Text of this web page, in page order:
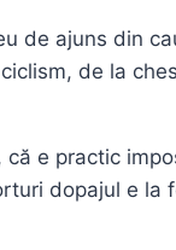
de ajuns din
de la
e practic
dopajul e la